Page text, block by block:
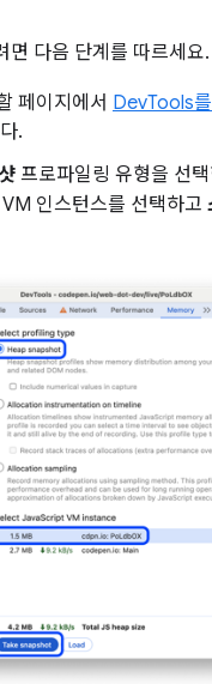
면 다음 단계를 따르세요.
페이지에서 DevTools
.
프로파일링 유형을 선
인스턴스를 선택하고